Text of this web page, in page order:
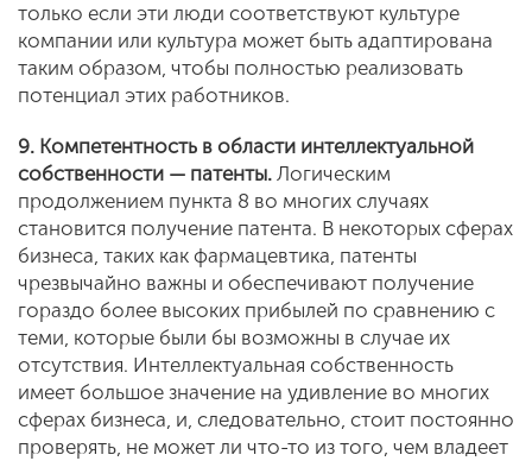
только если эти люди соответствуют культуре
компании или культура может быть адаптирована
таким образом, чтобы полностью реализовать
потенциал этих работников.
9. Компетентность в области интеллектуальной
собственности — патенты. Логическим
продолжением пункта 8 во многих случаях
становится получение патента. В некоторых сферах
бизнеса, таких как фармацевтика, патенты
чрезвычайно важны и обеспечивают получение
гораздо более высоких прибылей по сравнению с
теми, которые были бы возможны в случае их
отсутствия. Интеллектуальная собственность
имеет большое значение на удивление во многих
сферах бизнеса, и, следовательно, стоит постоянно
проверять, не может ли что-то из того, чем владеет